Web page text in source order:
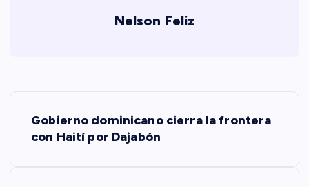
Nelson Feliz
Gobierno dominicano cierra la frontera
con Haití por Dajabón